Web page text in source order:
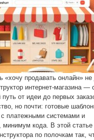
«хочу продавать онлайн» не
интернет‑магазина —
путь от идеи до первых
но почти: готовые
с платежными системами и
минимум кода. В этой статье
по полочкам так,